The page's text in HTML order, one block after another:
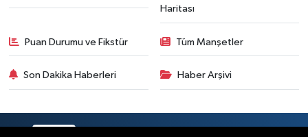
Haritası
Puan Durumu ve Fikstür Tüm Manşetler
Son Dakika Haberleri Haber Arşivi